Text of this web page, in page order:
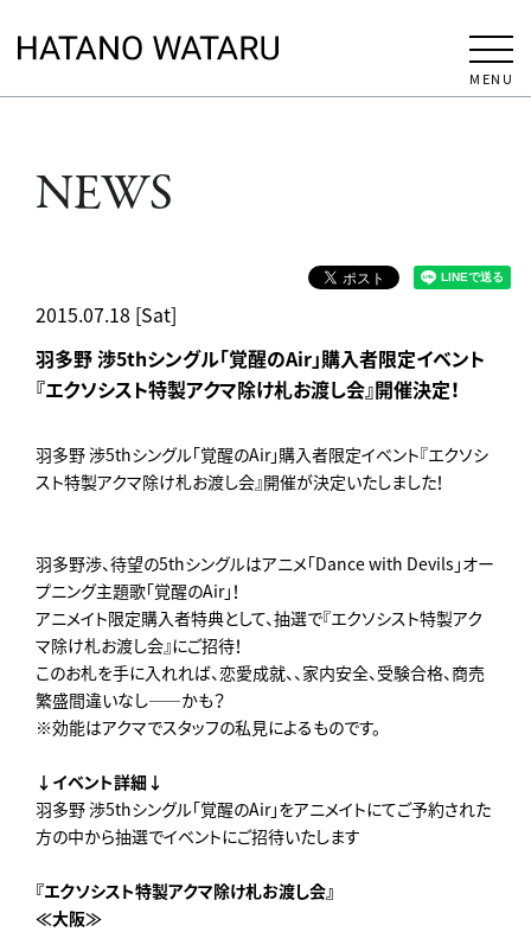
MENU
NEWS
2015.07.18 [Sat]
羽多野 渉5thシングル「覚醒のAir」購入者限定イベント
『エクソシスト特製アクマ除け札お渡し会』開催決定！
羽多野 渉5thシングル「覚醒のAir」購入者限定イベント『エクソシ
スト特製アクマ除け札お渡し会』開催が決定いたしました！
羽多野渉、待望の5thシングルはアニメ「Dance with Devils」オー
プニング主題歌「覚醒のAir」！
アニメイト限定購入者特典として、抽選で『エクソシスト特製アク
マ除け札お渡し会』にご招待！
このお札を手に入れれば、恋愛成就、、家内安全、受験合格、商売
繁盛間違いなし――かも？
※効能はアクマでスタッフの私見によるものです。
↓イベント詳細↓
羽多野 渉5thシングル「覚醒のAir」をアニメイトにてご予約された
方の中から抽選でイベントにご招待いたします
『エクソシスト特製アクマ除け札お渡し会』
≪大阪≫